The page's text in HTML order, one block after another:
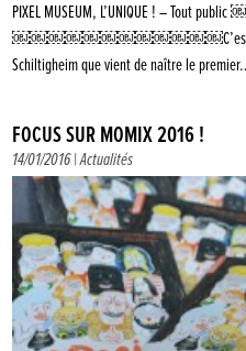
PIXEL MUSEUM, L’UNIQUE
￼￼￼￼￼￼￼￼￼￼￼￼C’est en
Schiltigheim que vient de naître le
FOCUS SUR MOMIX 2016 !
14/01/2016 |Actualités